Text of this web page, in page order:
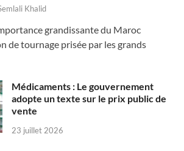
Khalid
grandissante du Maroc
de tournage prisée par les grands
Médicaments : Le gouvernement
adopte un texte sur le prix public de
vente
23 juillet 2026